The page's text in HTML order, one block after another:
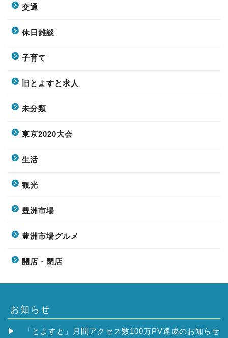
交通
休日雑談
子育て
旧とよすと求人
未分類
東京2020大会
生活
観光
豊洲市場
豊洲市場グルメ
開店・閉店
お知らせ
▶ 「とよすと」月間アクセス数100万PV達成のお知らせ